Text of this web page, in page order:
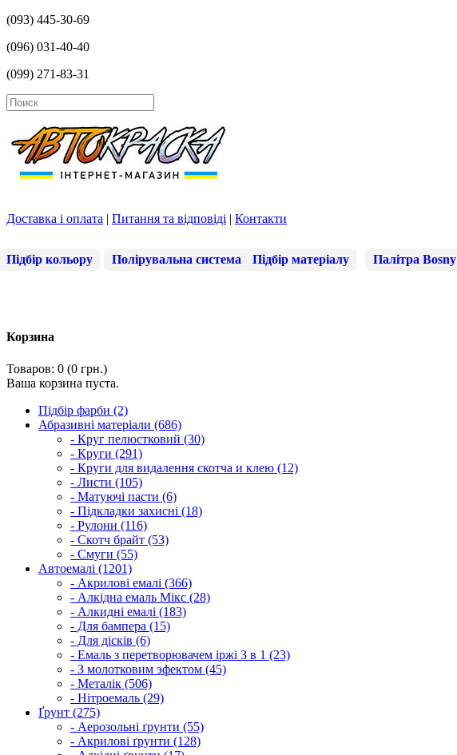
(093) 445-30-69
(096) 031-40-40
(099) 271-83-31
Доставка і оплата | Питання та відповіді | Контакти
Підбір кольору Полірувальна система Підбір матеріалу Палітра Bosny
Корзина
Товаров: 0 (0 грн.)
Ваша корзина пуста.
Підбір фарби (2)
Абразивні матеріали (686)
- Круг пелюстковий (30)
- Круги (291)
- Круги для видалення скотча и клею (12)
- Листи (105)
- Матуючі пасти (6)
- Підкладки захисні (18)
- Рулони (116)
- Скотч брайт (53)
- Смуги (55)
Автоемалі (1201)
- Акрилові емалі (366)
- Алкідна емаль Мікс (28)
- Алкидні емалі (183)
- Для бампера (15)
- Для дісків (6)
- Емаль з перетворювачем іржі 3 в 1 (23)
- З молотковим эфектом (45)
- Металік (506)
- Нітроемаль (29)
Ґрунт (275)
- Аерозольні ґрунти (55)
- Акрилові ґрунти (128)